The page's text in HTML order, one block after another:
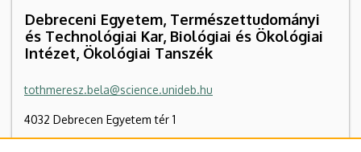
Debreceni Egyetem, Természettudományi
és Technológiai Kar, Biológiai és Ökológiai
Intézet, Ökológiai Tanszék
tothmeresz.bela@science.unideb.hu
4032 Debrecen Egyetem tér 1